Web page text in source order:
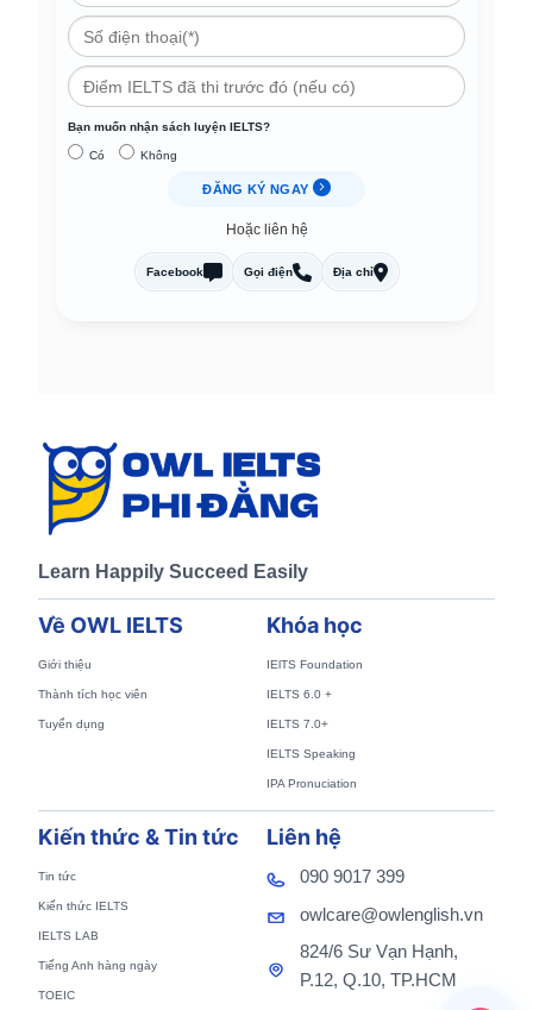
Bạn muốn nhận sách luyện IELTS?
Có Không
ĐĂNG KÝ NGAY
Hoặc liên hệ
Facebook Gọi điện Địa chỉ
Learn Happily Succeed Easily
Về OWL IELTS
Giới thiệu
Thành tích học viên
Tuyển dụng
Khóa học
IElTS Foundation
IELTS 6.0 +
IELTS 7.0+
IELTS Speaking
IPA Pronuciation
Kiến thức & Tin tức
Tin tức
Kiến thức IELTS
IELTS LAB
Tiếng Anh hàng ngày
TOEIC
Liên hệ
090 9017 399
owlcare@owlenglish.vn
824/6 Sư Vạn Hạnh,
P.12, Q.10, TP.HCM